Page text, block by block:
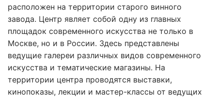
расположен на территории старого винного
завода. Центр являет собой одну из главных
площадок современного искусства не только в
Москве, но и в России. Здесь представлены
ведущие галереи различных видов современного
искусства и тематические магазины. На
территории центра проводятся выставки,
кинопоказы, лекции и мастер-классы от ведущих